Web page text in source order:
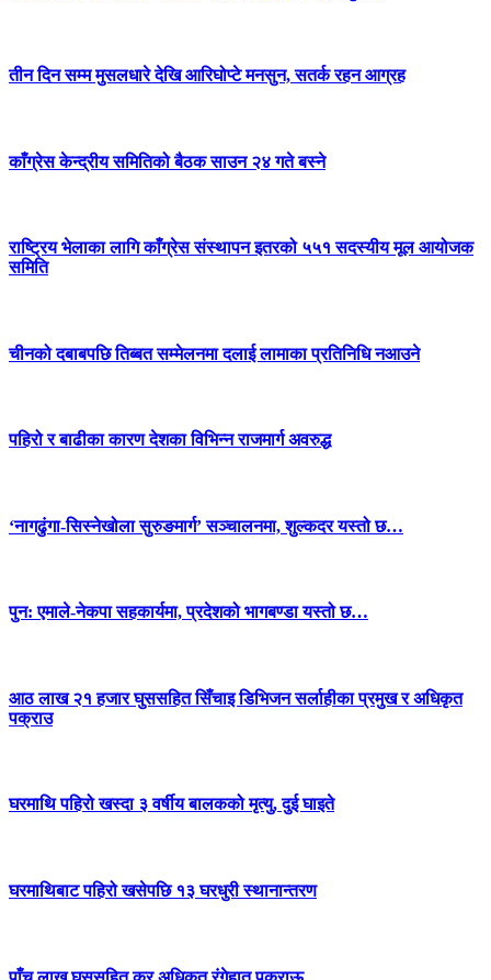
तीन दिन सम्म मुसलधारे देखि आरिघोप्टे मनसुन, सतर्क रहन आग्रह
काँग्रेस केन्द्रीय समितिको बैठक साउन २४ गते बस्ने
राष्ट्रिय भेलाका लागि काँग्रेस संस्थापन इतरको ५५१ सदस्यीय मूल आयोजक
समिति
चीनको दबाबपछि तिब्बत सम्मेलनमा दलाई लामाका प्रतिनिधि नआउने
पहिरो र बाढीका कारण देशका विभिन्न राजमार्ग अवरुद्ध
‘नागढुंगा-सिस्नेखोला सुरुङमार्ग’ सञ्चालनमा, शुल्कदर यस्तो छ…
पुन: एमाले-नेकपा सहकार्यमा, प्रदेशको भागबण्डा यस्तो छ…
आठ लाख २१ हजार घुससहित सिँचाइ डिभिजन सर्लाहीका प्रमुख र अधिकृत
पक्राउ
घरमाथि पहिरो खस्दा ३ वर्षीय बालकको मृत्यु, दुई घाइते
घरमाथिबाट पहिरो खसेपछि १३ घरधुरी स्थानान्तरण